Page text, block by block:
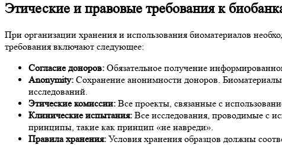
Этические и правовые требования к
При организации хранения и использования биоматериалов
требования включают следующее:
Согласие доноров: Обязательное получение
Anonymity: Сохранение анонимности доноров.
исследований.
Этические комиссии: Все проекты, связанные с
Клинические испытания: Все исследования, проводимые с
принципы, такие как принцип «не навреди».
Правила хранения: Условия хранения образцов должны